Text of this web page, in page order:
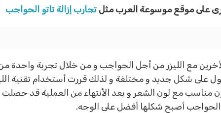
على موقع موسوعة العرب مثل تجارب إزالة تاتو الحواجب
مع الليزر من أجل الحواجب و من خلال تجربة واحدة من
على شكل جديد و مختلفة و لذلك قررت أستخدام تقنية
مناسب مع لون الشعر و بعد الأنتهاء من العملية قد حصلت
الحواجب أصبح شكلها أفضل على الوجه.